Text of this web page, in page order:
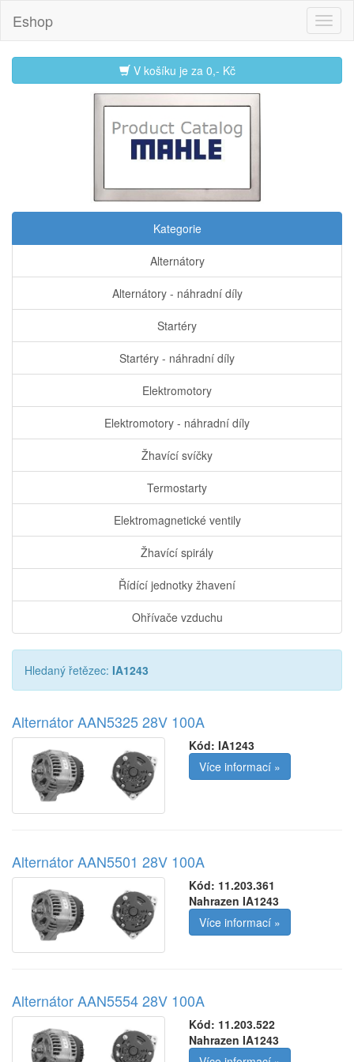
Eshop
V košíku je za 0,- Kč
Kategorie
Alternátory
Alternátory - náhradní díly
Startéry
Startéry - náhradní díly
Elektromotory
Elektromotory - náhradní díly
Žhavící svíčky
Termostarty
Elektromagnetické ventily
Žhavící spirály
Řídící jednotky žhavení
Ohřívače vzduchu
Hledaný řetězec: IA1243
Alternátor AAN5325 28V 100A
Kód: IA1243
Více informací »
Alternátor AAN5501 28V 100A
Kód: 11.203.361
Nahrazen IA1243
Více informací »
Alternátor AAN5554 28V 100A
Kód: 11.203.522
Nahrazen IA1243